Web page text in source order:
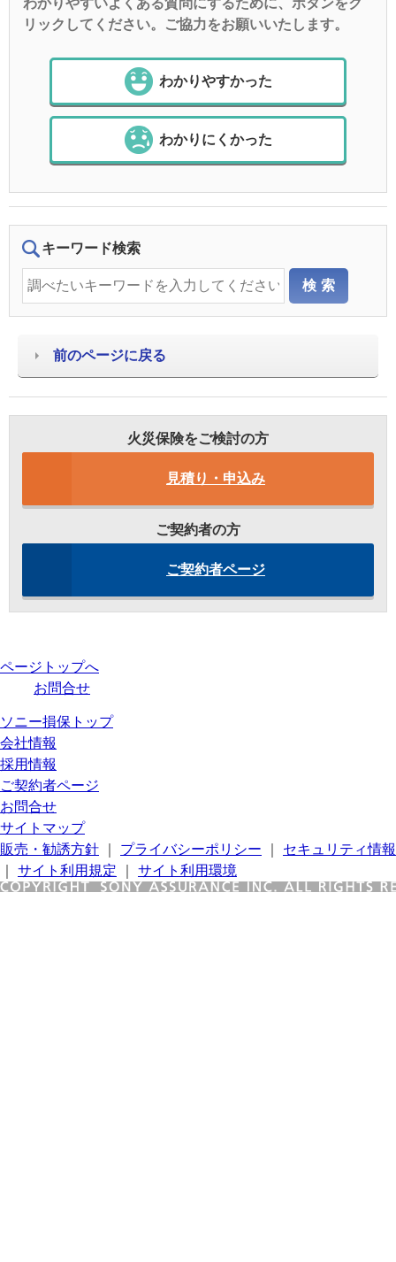
わかりやすいよくある質問にするために、ボタンをク
リックしてください。ご協力をお願いいたします。
わかりやすかった
わかりにくかった
キーワード検索
前のページに戻る
火災保険をご検討の方
見積り・申込み
ご契約者の方
ご契約者ページ
ページトップへ
お問合せ
ソニー損保トップ
会社情報
採用情報
ご契約者ページ
お問合せ
サイトマップ
販売・勧誘方針
プライバシーポリシー
セキュリティ情報
サイト利用規定 サイト利用環境